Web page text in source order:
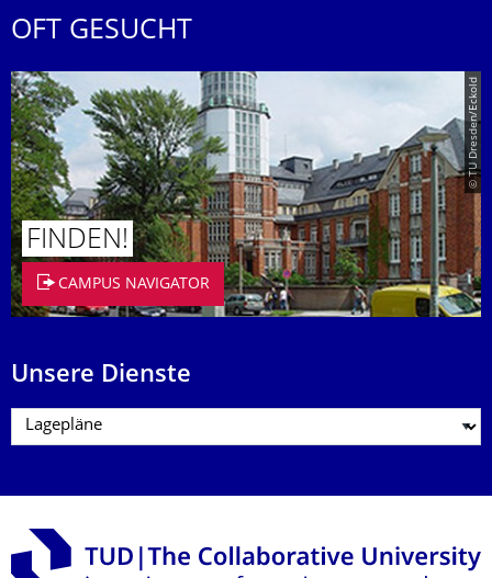
OFT GESUCHT
© TU Dresden/Eckold
FINDEN!
CAMPUS NAVIGATOR
Unsere Dienste